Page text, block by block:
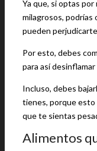
Ya que, si optas
milagrosos,
pueden
Por esto, debes
para así
Incluso, debes
tienes, porque esto
que te sientas
Alimentos